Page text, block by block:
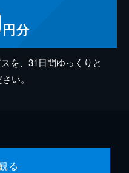
円分
を、31日間ゆっくりと
い。
る